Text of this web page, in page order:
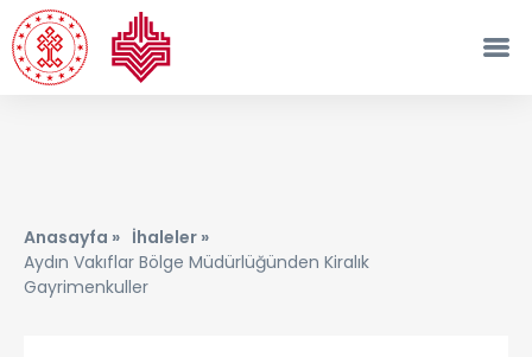
Anasayfa » İhaleler »
Aydın Vakıflar Bölge Müdürlüğünden Kiralık
Gayrimenkuller